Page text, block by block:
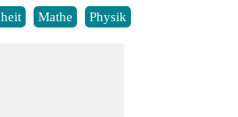
Mathe Physik